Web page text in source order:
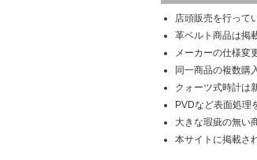
店頭販売を行って
革ベルト商品は掲
メーカーの仕様変
同一商品の複数購
クォーツ式時計は
PVDなど表面処理
大きな瑕疵の無い
本サイトに掲載さ